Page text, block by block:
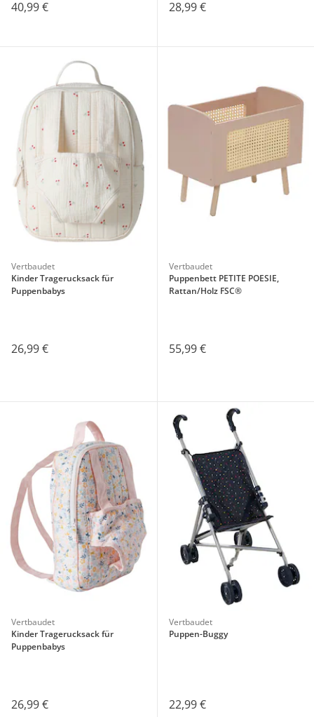
40,99 € 28,99 €
Vertbaudet
Kinder Tragerucksack für
Puppenbabys
26,99 €
Vertbaudet
Puppenbett PETITE POESIE,
Rattan/Holz FSC®
55,99 €
Vertbaudet
Kinder Tragerucksack für
Puppenbabys
26,99 €
Vertbaudet
Puppen-Buggy
22,99 €